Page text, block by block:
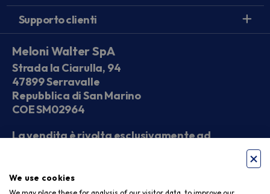
Supporto clienti
Meloni Walter SpA
Strada la Ciarulla, 94
47899 Serravalle
Repubblica di San Marino
COE SM02964
La vendita è rivolta esclusivamente ad
Seguici sui social
We use cookies